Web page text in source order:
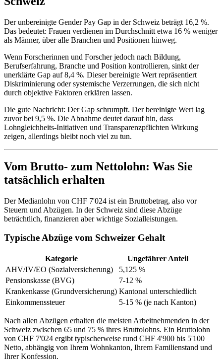
Der unbereinigte Gender Pay Gap in der Schweiz beträgt 16,2 %.
Das bedeutet: Frauen verdienen im Durchschnitt etwa 16 % weniger
als Männer, über alle Branchen und Positionen hinweg.
Wenn Forscherinnen und Forscher jedoch nach Bildung,
Berufserfahrung, Branche und Position kontrollieren, sinkt der
unerklärte Gap auf 8,4 %. Dieser bereinigte Wert repräsentiert
Diskriminierung oder systemische Verzerrungen, die sich nicht
durch objektive Faktoren erklären lassen.
Die gute Nachricht: Der Gap schrumpft. Der bereinigte Wert lag
zuvor bei 9,5 %. Die Abnahme deutet darauf hin, dass
Lohngleichheits-Initiativen und Transparenzpflichten Wirkung
zeigen, allerdings bleibt noch viel zu tun.
Vom Brutto- zum Nettolohn: Was Sie
tatsächlich erhalten
Der Medianlohn von CHF 7'024 ist ein Bruttobetrag, also vor
Steuern und Abzügen. In der Schweiz sind diese Abzüge
beträchtlich, finanzieren aber wichtige Sozialleistungen.
Typische Abzüge vom Schweizer Gehalt
Kategorie
Ungefährer Anteil
AHV/IV/EO (Sozialversicherung)
5,125 %
Pensionskasse (BVG)
7-12 %
Krankenkasse (Grundversicherung) Kantonal unterschiedlich
Einkommenssteuer
5-15 % (je nach Kanton)
Nach allen Abzügen erhalten die meisten Arbeitnehmenden in der
Schweiz zwischen 65 und 75 % ihres Bruttolohns. Ein Bruttolohn
von CHF 7'024 ergibt typischerweise rund CHF 4'900 bis 5'100
Netto, abhängig von Ihrem Wohnkanton, Ihrem Familienstand und
Ihrer Konfession.